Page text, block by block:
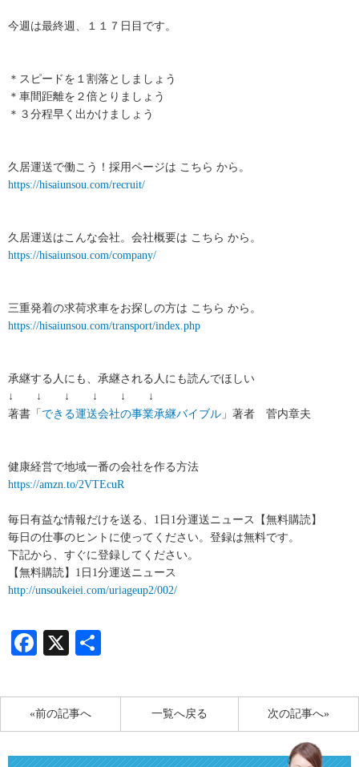
今週は最終週、１１７日目です。
＊スピードを１割落としましょう
＊車間距離を２倍とりましょう
＊３分程早く出かけましょう
久居運送で働こう！採用ページは こちら から。
https://hisaiunsou.com/recruit/
久居運送はこんな会社。会社概要は こちら から。
https://hisaiunsou.com/company/
三重発着の求荷求車をお探しの方は こちら から。
https://hisaiunsou.com/transport/index.php
承継する人にも、承継される人にも読んでほしい
↓ ↓ ↓ ↓ ↓ ↓
著書「 できる運送会社の事業承継バイブル 」著者 菅内章夫
健康経営で地域一番の会社を作る方法
https://amzn.to/2VTEcuR
毎日有益な情報だけを送る、1日1分運送ニュース【無料購読】
毎日の仕事のヒントに使ってください。登録は無料です。
下記から、すぐに登録してください。
【無料購読】1日1分運送ニュース
http://unsoukeiei.com/uriageup2/002/
Facebook
X
«前の記事へ 次の記事へ»
一覧へ戻る